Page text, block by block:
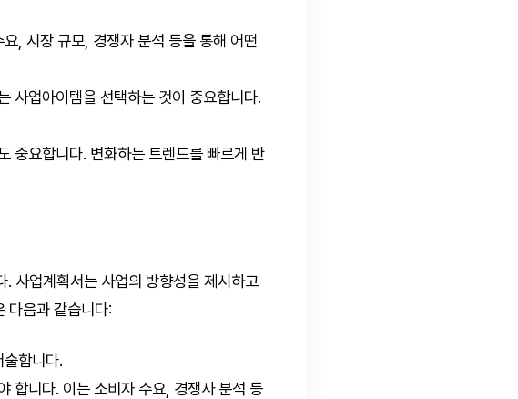
, 시장 규모, 경쟁자 분석 등을 통해 어떤
사업아이템을 선택하는 것이 중요합니다.
중요합니다. 변화하는 트렌드를 빠르게 반
사업계획서는 사업의 방향성을 제시하고
다음과 같습니다:
합니다.
합니다. 이는 소비자 수요, 경쟁사 분석 등